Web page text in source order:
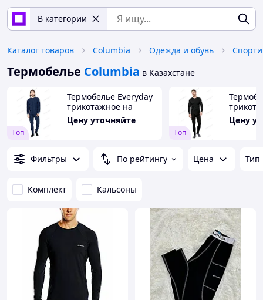
В категории
Каталог товаров Columbia Одежда и обувь
Термобелье Columbia в Казахстане
Tоп
Термобелье Everyday
трикотажное на
флисе, цвет синий
Цену уточняйте
Tоп
цвет
Цену
Фильтры По рейтингу Цена Тип
Комплект Кальсоны